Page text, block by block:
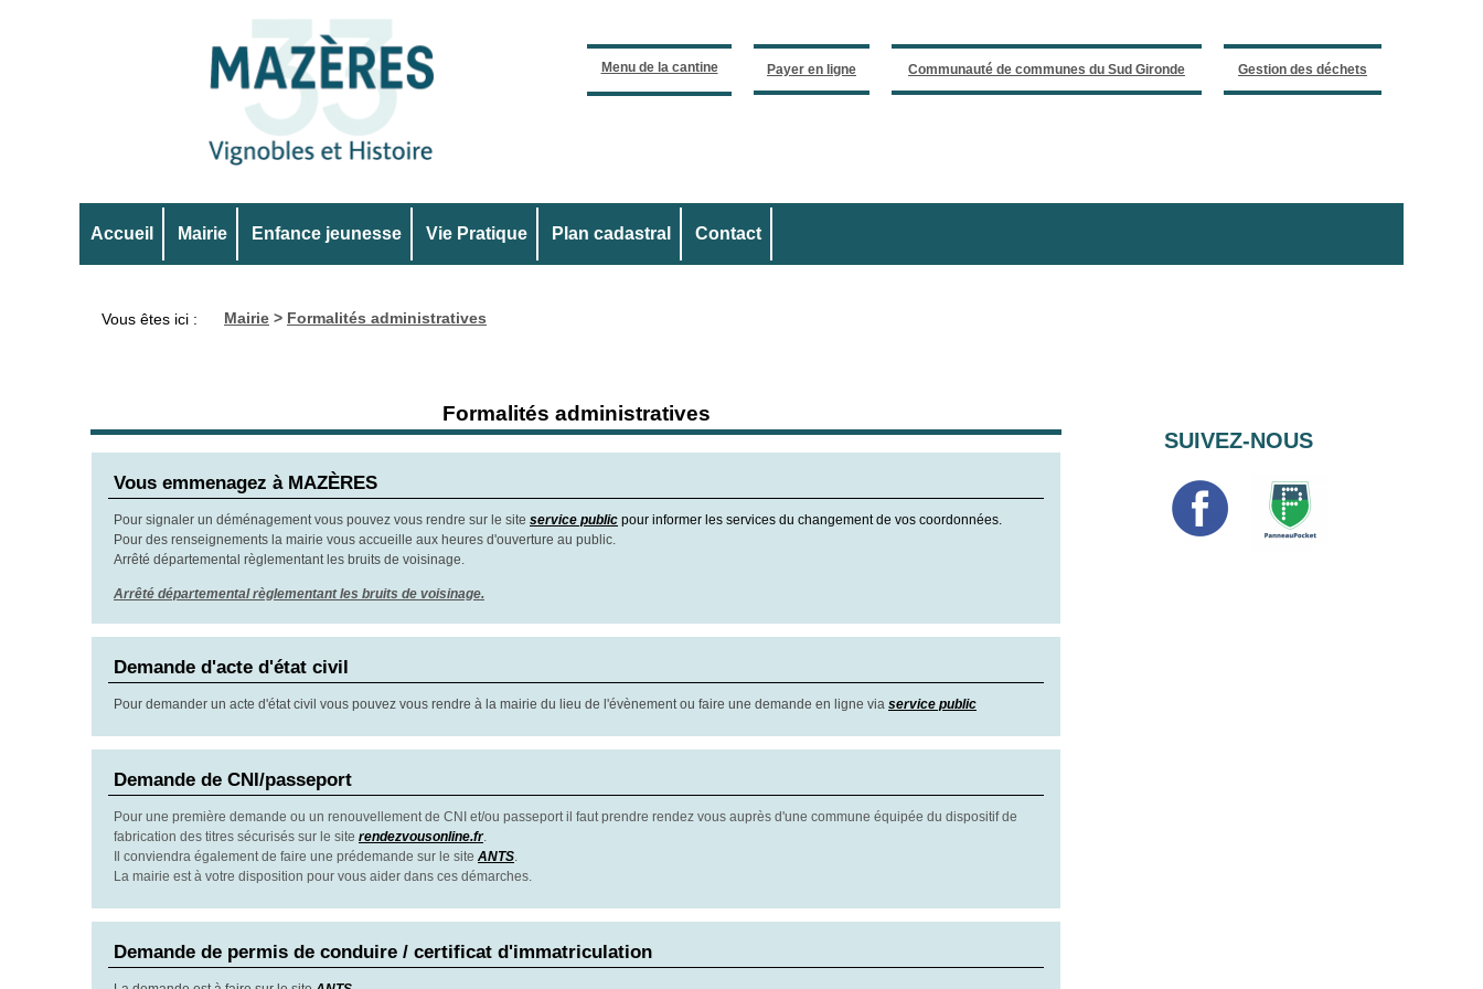
Menu de la cantine Payer en ligne Communauté de communes du Sud Gironde Gestion des déchets
Accueil Mairie Enfance jeunesse Vie Pratique Plan cadastral Contact
Vous êtes ici : Mairie > Formalités administratives
Formalités administratives
Vous emmenagez à MAZÈRES
Pour signaler un déménagement vous pouvez vous rendre sur le site service public pour informer les services du changement de vos coordonnées.
Pour des renseignements la mairie vous accueille aux heures d'ouverture au public.
Arrêté départemental règlementant les bruits de voisinage.
Arrêté départemental règlementant les bruits de voisinage.
Demande d'acte d'état civil
Pour demander un acte d'état civil vous pouvez vous rendre à la mairie du lieu de l'évènement ou faire une demande en ligne via service public
Demande de CNI/passeport
Pour une première demande ou un renouvellement de CNI et/ou passeport il faut prendre rendez vous auprès d'une commune équipée du dispositif de
fabrication des titres sécurisés sur le site rendezvousonline.fr.
Il conviendra également de faire une prédemande sur le site ANTS.
La mairie est à votre disposition pour vous aider dans ces démarches.
Demande de permis de conduire / certificat d'immatriculation
SUIVEZ-NOUS